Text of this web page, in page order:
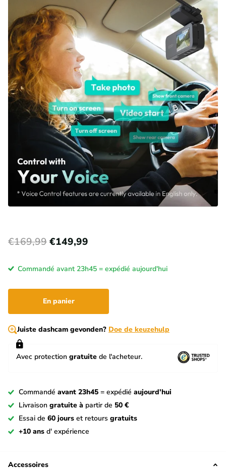
€169,99€149,99
Commandé avant 23h45 = expédié aujourd'hui
En panier
Juiste dashcam gevonden? Doe de keuzehulp
Avec protection gratuite de l'acheteur.
Commandé avant 23h45 = expédié aujourd'hui
Livraison gratuite à partir de 50 €
Essai de 60 jours et retours gratuits
+10 ans d' expérience
Accessoires